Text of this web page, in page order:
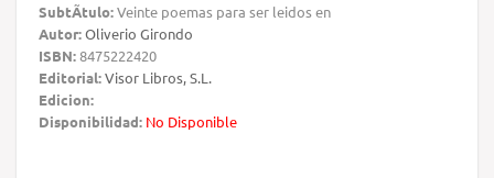
SubtÃ­tulo:Veinte poemas para ser leidos en
Autor:Oliverio Girondo
ISBN:8475222420
Editorial:Visor Libros, S.L.
Edicion:
Disponibilidad: No Disponible